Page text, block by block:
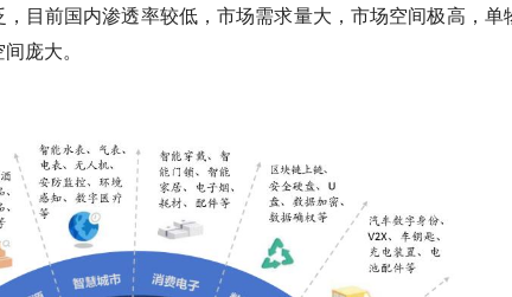
目前国内渗透率较低，市场需求量大，市场空间极高，单
庞大。